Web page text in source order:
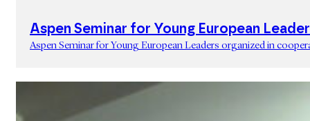
Aspen Seminar for Young European
Aspen Seminar for Young European Leaders organized in